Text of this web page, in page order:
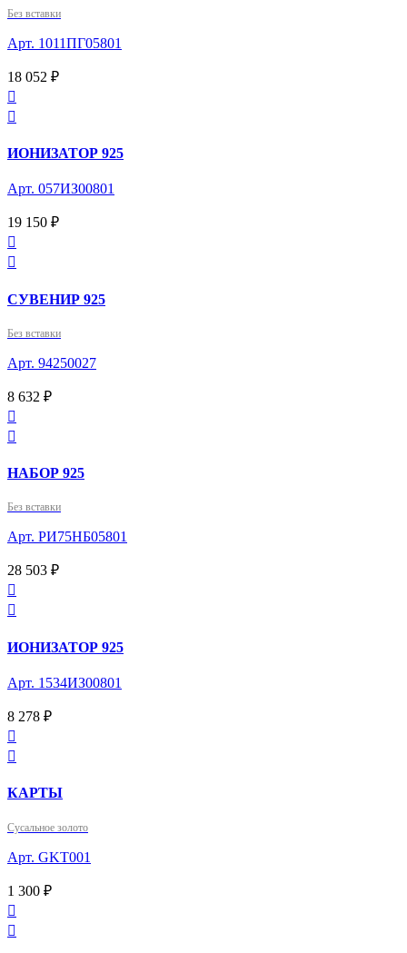
Без вставки
Арт. 1011ПГ05801
18 052 ₽


ИОНИЗАТОР 925
Арт. 057ИЗ00801
19 150 ₽


СУВЕНИР 925
Без вставки
Арт. 94250027
8 632 ₽


НАБОР 925
Без вставки
Арт. РИ75НБ05801
28 503 ₽


ИОНИЗАТОР 925
Арт. 1534ИЗ00801
8 278 ₽


КАРТЫ
Сусальное золото
Арт. GKT001
1 300 ₽

